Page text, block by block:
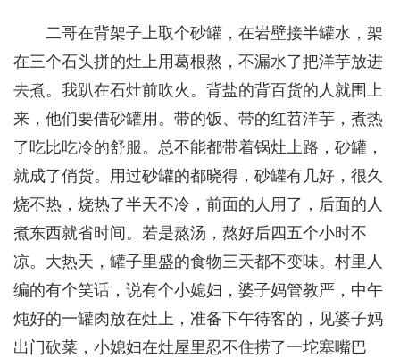
二哥在背架子上取个砂罐，在岩壁接半罐水，架
在三个石头拼的灶上用葛根熬，不漏水了把洋芋放进
去煮。我趴在石灶前吹火。背盐的背百货的人就围上
来，他们要借砂罐用。带的饭、带的红苕洋芋，煮热
了吃比吃冷的舒服。总不能都带着锅灶上路，砂罐，
就成了俏货。用过砂罐的都晓得，砂罐有几好，很久
烧不热，烧热了半天不冷，前面的人用了，后面的人
煮东西就省时间。若是熬汤，熬好后四五个小时不
凉。大热天，罐子里盛的食物三天都不变味。村里人
编的有个笑话，说有个小媳妇，婆子妈管教严，中午
炖好的一罐肉放在灶上，准备下午待客的，见婆子妈
出门砍菜，小媳妇在灶屋里忍不住捞了一坨塞嘴巴